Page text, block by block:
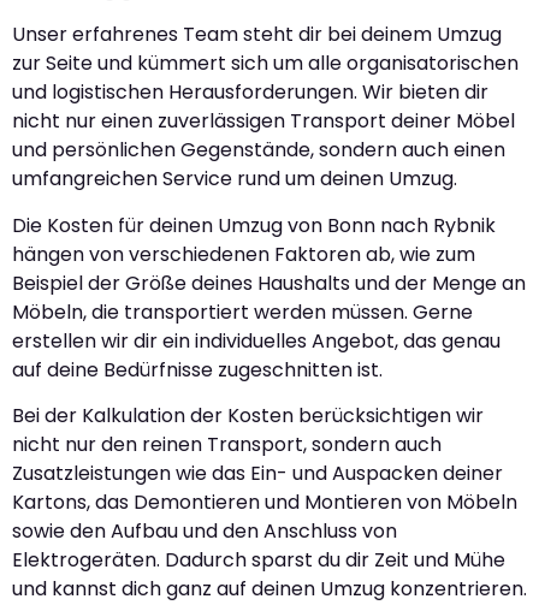
Unser erfahrenes Team steht dir bei deinem Umzug
zur Seite und kümmert sich um alle organisatorischen
und logistischen Herausforderungen. Wir bieten dir
nicht nur einen zuverlässigen Transport deiner Möbel
und persönlichen Gegenstände, sondern auch einen
umfangreichen Service rund um deinen Umzug.
Die Kosten für deinen Umzug von Bonn nach Rybnik
hängen von verschiedenen Faktoren ab, wie zum
Beispiel der Größe deines Haushalts und der Menge an
Möbeln, die transportiert werden müssen. Gerne
erstellen wir dir ein individuelles Angebot, das genau
auf deine Bedürfnisse zugeschnitten ist.
Bei der Kalkulation der Kosten berücksichtigen wir
nicht nur den reinen Transport, sondern auch
Zusatzleistungen wie das Ein- und Auspacken deiner
Kartons, das Demontieren und Montieren von Möbeln
sowie den Aufbau und den Anschluss von
Elektrogeräten. Dadurch sparst du dir Zeit und Mühe
und kannst dich ganz auf deinen Umzug konzentrieren.